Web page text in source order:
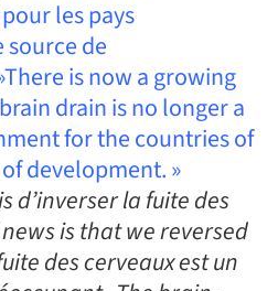
les pays
source de
is now a growing
drain is no longer a
for the countries of
development. »
d’inverser la fuite des
is that we reversed
des cerveaux est un